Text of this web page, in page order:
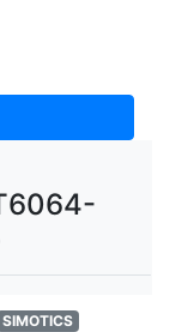
SIMOTICS